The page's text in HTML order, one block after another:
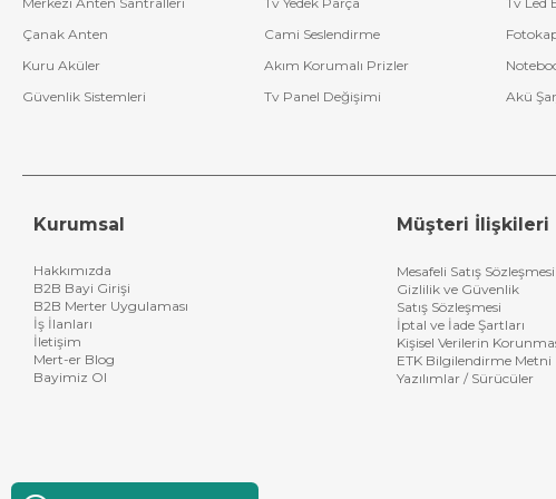
Pioneer ile Yüksek
deneyime dönüştürmek
Çanak Anten
Cami Seslendirme
Kuru Aküler
Akım Korumalı Prizler
Güvenlik Sistemleri
Tv Panel Değişimi Akü
Kurumsal
Hakkımızda
B2B Bayi Girişi
B2B Merter Uygulaması
İş İlanları
İletişim
Mert-er Blog
Bayimiz Ol
Müşteri İlişkileri
Mesafeli Satış Sözleşmesi
Gizlilik ve Güvenlik
Satış Sözleşmesi
İptal ve İade Şartları
Kişisel Verilerin
ETK Bilgilendirme Metni
Yazılımlar / Sürücüler